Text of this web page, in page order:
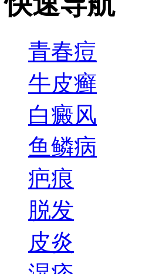
青春痘
牛皮癣
白癜风
鱼鳞病
疤痕
脱发
皮炎